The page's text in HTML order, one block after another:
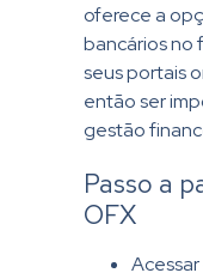
oferece a
bancários no
seus portais
então ser
gestão
Passo a
OFX